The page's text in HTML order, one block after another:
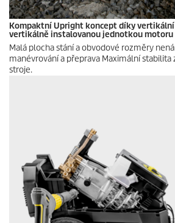
Kompaktní Upright koncept díky
vertikálně instalovanou jednotkou motoru
Malá plocha stání a obvodové rozměry
manévrování a přeprava Maximální
stroje.